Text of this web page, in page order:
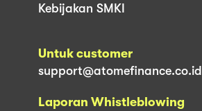
Kebijakan SMKI
Untuk customer
support@atomefinance.co.id
Laporan Whistleblowing